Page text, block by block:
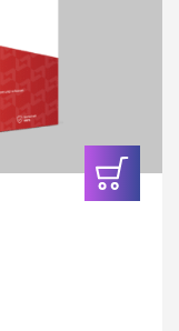
In den